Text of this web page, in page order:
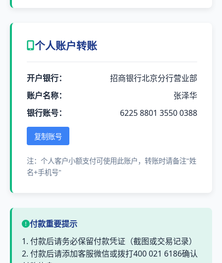
个人账户转账
开户银行：
招商银行北京分行营业部
账户名称：
张泽华
银行账号：
6225 8801 3550 0388
复制账号
注：个人客户小额支付可使用此账户，转账时请备注"姓
名+手机号"
付款重要提示
1. 付款后请务必保留付款凭证（截图或交易记录）
2. 付款后请添加客服微信或拨打400 021 6186确认